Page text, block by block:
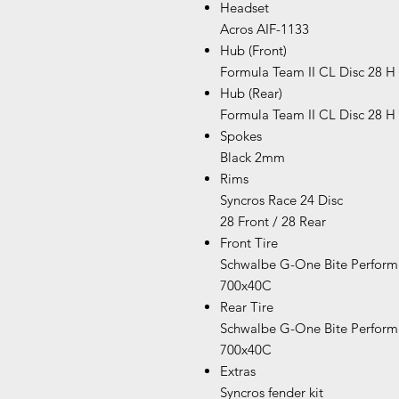
Headset
Acros AIF-1133
Hub (Front)
Formula Team II CL Disc 28 H
Hub (Rear)
Formula Team II CL Disc 28 H
Spokes
Black 2mm
Rims
Syncros Race 24 Disc
28 Front / 28 Rear
Front Tire
Schwalbe G-One Bite
700x40C
Rear Tire
Schwalbe G-One Bite
700x40C
Extras
Syncros fender kit